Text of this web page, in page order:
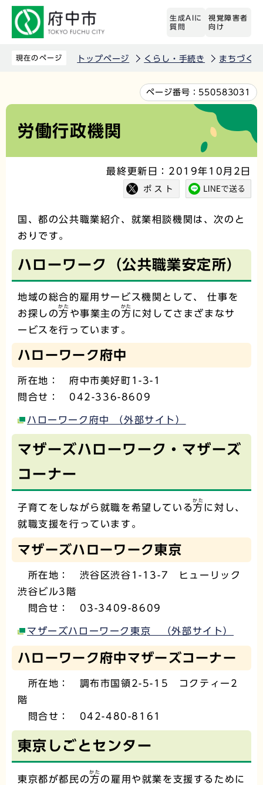
先
す
生成AIに
質問
視覚障害者
向け
現在のページ トップページ くらし・手続き まちづく
文
か
ページ番号： 550583031
労働行政機関
最終更新日：2019年10月2日
国、都の公共職業紹介、就業相談機関は、次のと
おりです。
ハローワーク（公共職業安定所）
地域の総合的雇用サービス機関として、 仕事を
お探しの方
かた
や事業主の方
かた
に対してさまざまなサ
ービスを行っています。
ハローワーク府中
所在地： 府中市美好町1-3-1
問合せ： 042-336-8609
ハローワーク府中 （外部サイト）
マザーズハローワーク・マザーズ
コーナー
子育てをしながら就職を希望している方
かた
に対し、
就職支援を行っています。
マザーズハローワーク東京
所在地： 渋谷区渋谷1-13-7 ヒューリック
渋谷ビル3階
問合せ： 03-3409-8609
マザーズハローワーク東京 （外部サイト）
ハローワーク府中マザーズコーナー
所在地： 調布市国領2-5-15 コクティー2
階
問合せ： 042-480-8161
東京しごとセンター
東京都が都民の方
かた
の雇用や就業を支援するために